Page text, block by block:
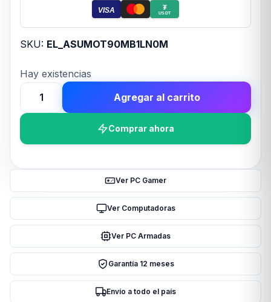
VISA ₮
USDT
SKU: EL_ASUMOT90MB1LN0M
Hay existencias
Motherboard
ASUS
AM5
cantidad
Agregar al carrito
Comprar ahora
Ver PC Gamer
Ver Computadoras
Ver PC Armadas
Garantía 12 meses
Envío a todo el país